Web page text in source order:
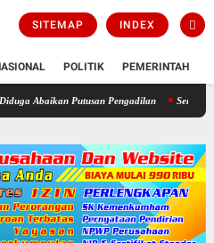
SITEMAP INDEX
POLITIK PEMERINTAH
Putusan Pengadilan Sengketa